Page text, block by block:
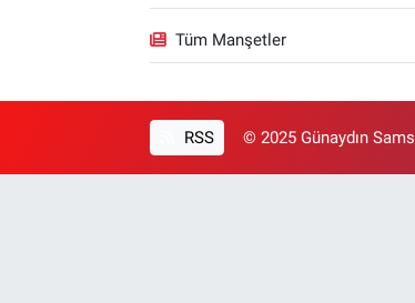
Tüm Manşetler
RSS © 2025 Günaydın